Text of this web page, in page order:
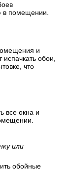
в помещении.
и
испачкать обои,
что
все окна и
или
обойные